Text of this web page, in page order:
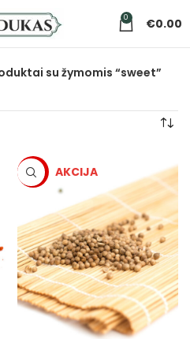
0 €0.00
su žymomis “sweet”
-5%